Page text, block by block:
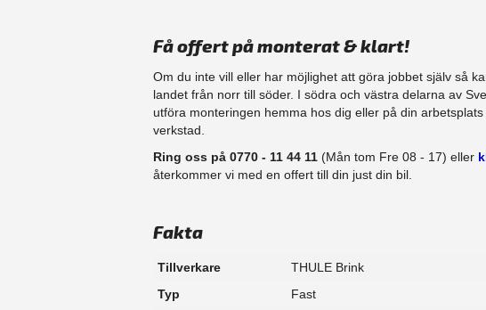
Få offert på monterat & klart!
Om du inte vill eller har möjlighet att göra jobbet själv så
landet från norr till söder. I södra och västra delarna av
utföra monteringen hemma hos dig eller på din
verkstad.
Ring oss på 0770 - 11 44 11 (Mån tom Fre 08 - 17) eller
återkommer vi med en offert till din just din bil.
Fakta
Tillverkare
THULE Brink
Typ
Fast